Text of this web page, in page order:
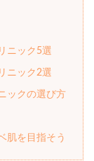
ニック5選
ニック2選
ックの選び方
肌を目指そう